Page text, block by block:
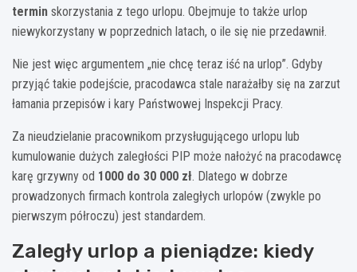
termin skorzystania z tego urlopu. Obejmuje to także urlop
niewykorzystany w poprzednich latach, o ile się nie przedawnił.
Nie jest więc argumentem „nie chcę teraz iść na urlop”. Gdyby
przyjąć takie podejście, pracodawca stale narażałby się na zarzut
łamania przepisów i kary Państwowej Inspekcji Pracy.
Za nieudzielanie pracownikom przysługującego urlopu lub
kumulowanie dużych zaległości PIP może nałożyć na pracodawcę
karę grzywny od 1000 do 30 000 zł. Dlatego w dobrze
prowadzonych firmach kontrola zaległych urlopów (zwykle po
pierwszym półroczu) jest standardem.
Zaległy urlop a pieniądze: kiedy